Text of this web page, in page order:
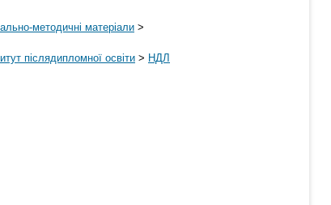
методичні матеріали >
післядипломної освіти > НДЛ